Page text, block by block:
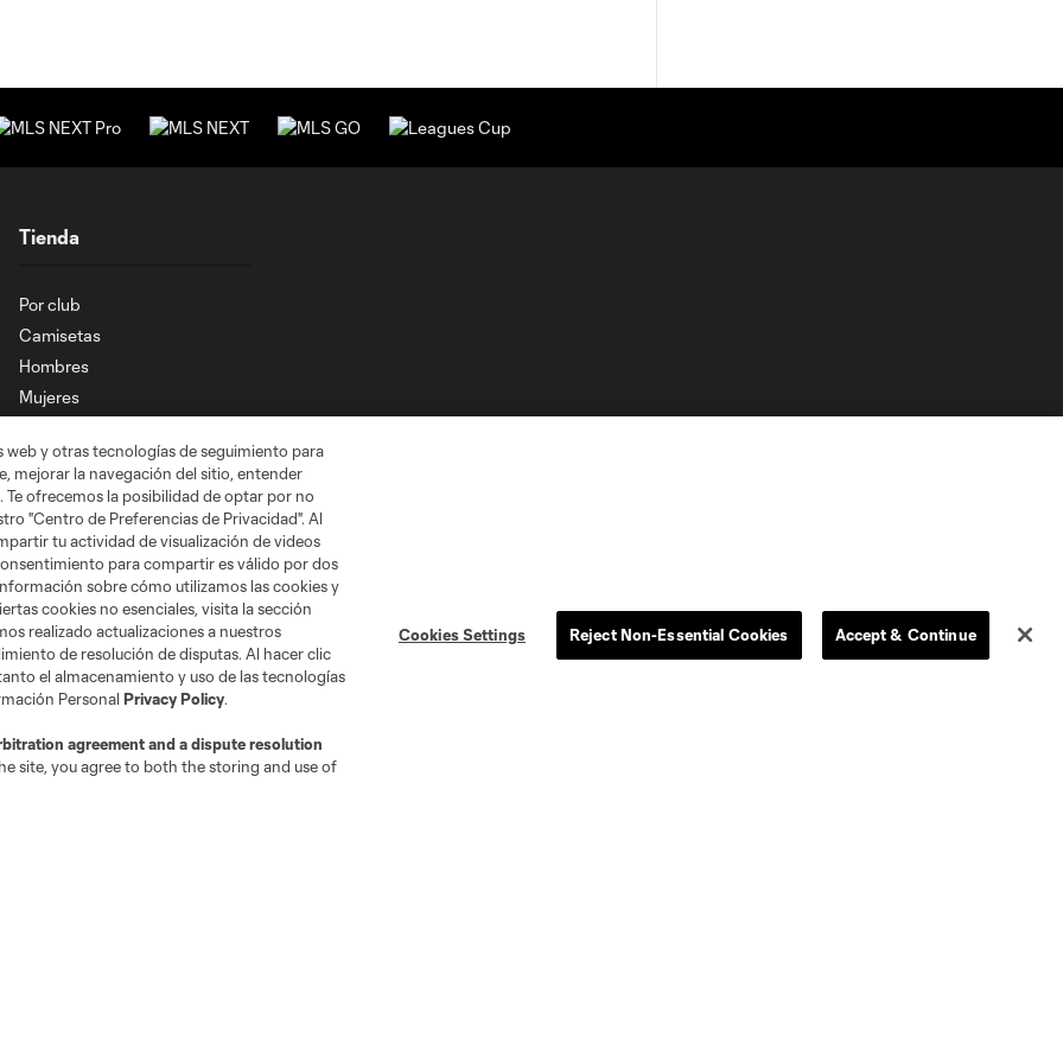
Tienda
Por club
Camisetas
Hombres
Mujeres
Cincinnati Colorado Columbus Houston Kansas City
Montréal Nashville
web y otras tecnologías de seguimiento para
mejorar la navegación del sitio, entender
ofrecemos la posibilidad de optar por no
"Centro de Preferencias de Privacidad". Al
tu actividad de visualización de videos
para compartir es válido por dos
sobre cómo utilizamos las cookies y
cookies no esenciales, visita la sección
realizado actualizaciones a nuestros
de resolución de disputas. Al hacer clic
el almacenamiento y uso de las tecnologías
Personal Privacy Policy.
agreement and a dispute resolution
site, you agree to both the storing and use of
Cookies Settings Reject Non-Essential Cookies Accept & Continue